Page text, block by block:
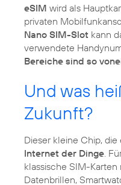
eSIM wird als
privaten
Nano SIM-Slot kann
verwendete
Bereiche sind so
Und was
Zukunft?
Dieser kleine Chip, die
Internet der Dinge .
klassische SIM-
Datenbrillen,